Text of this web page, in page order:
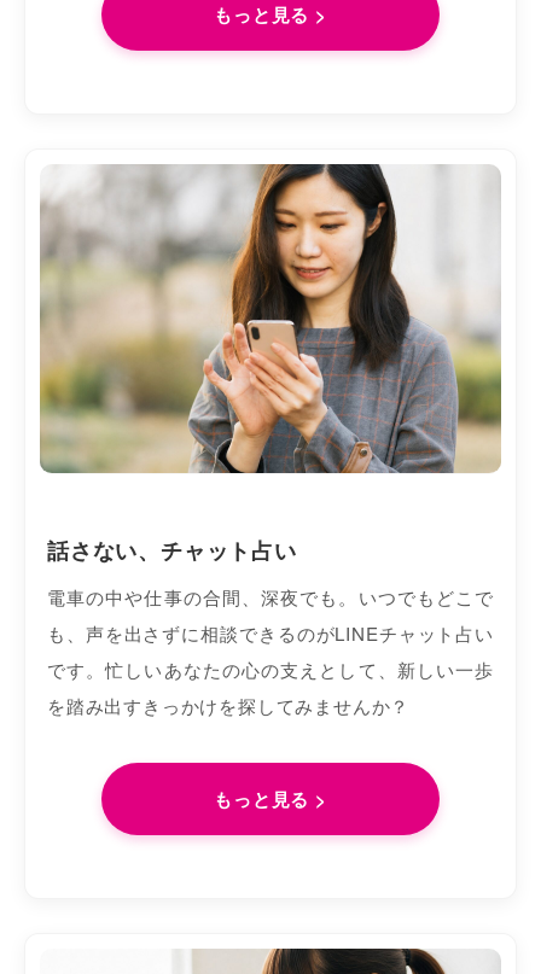
もっと見る >
話さない、チャット占い
電車の中や仕事の合間、深夜でも。いつでもどこで
も、声を出さずに相談できるのがLINEチャット占い
です。忙しいあなたの心の支えとして、新しい一歩
を踏み出すきっかけを探してみませんか？
もっと見る >